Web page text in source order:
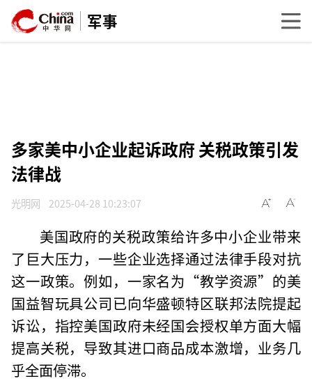
军事
多家美中小企业起诉政府 关税政策引发
法律战
光明网 2025-04-28 10:23:07
美国政府的关税政策给许多中小企业带来
了巨大压力，一些企业选择通过法律手段对抗
这一政策。例如，一家名为“教学资源”的美
国益智玩具公司已向华盛顿特区联邦法院提起
诉讼，指控美国政府未经国会授权单方面大幅
提高关税，导致其进口商品成本激增，业务几
乎全面停滞。